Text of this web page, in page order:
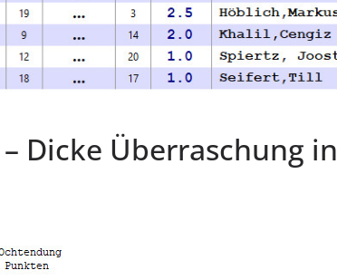
Dicke Überraschung in